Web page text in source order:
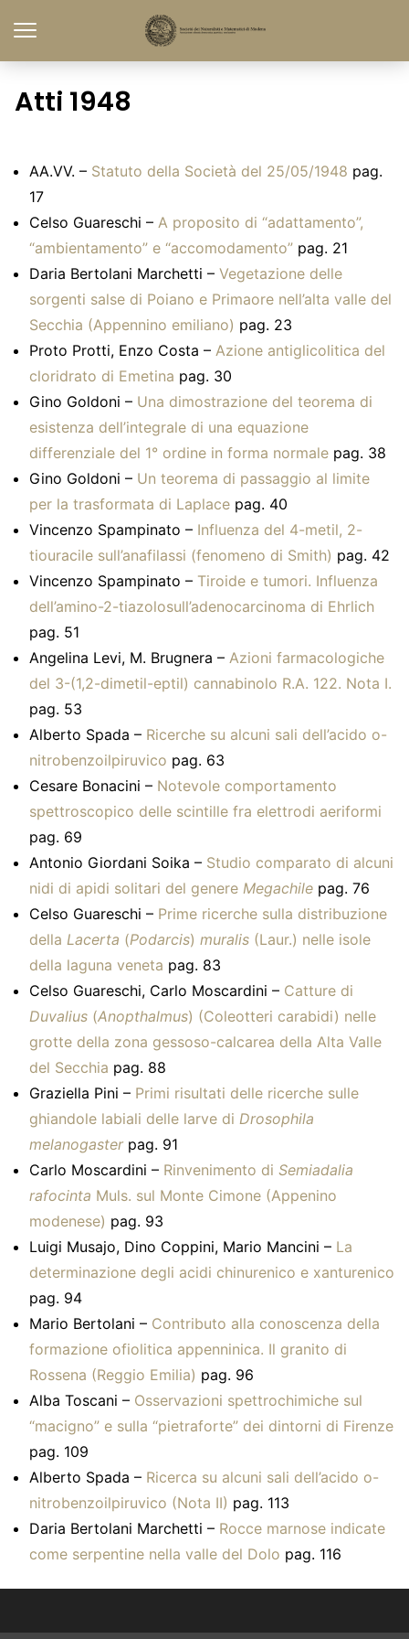
Atti 1948
AA.VV. – Statuto della Società del 25/05/1948 pag.
17
Celso Guareschi – A proposito di “adattamento”,
“ambientamento” e “accomodamento” pag. 21
Daria Bertolani Marchetti – Vegetazione delle
sorgenti salse di Poiano e Primaore nell’alta valle del
Secchia (Appennino emiliano) pag. 23
Proto Protti, Enzo Costa – Azione antiglicolitica del
cloridrato di Emetina pag. 30
Gino Goldoni – Una dimostrazione del teorema di
esistenza dell’integrale di una equazione
differenziale del 1° ordine in forma normale pag. 38
Gino Goldoni – Un teorema di passaggio al limite
per la trasformata di Laplace pag. 40
Vincenzo Spampinato – Influenza del 4-metil, 2-
tiouracile sull’anafilassi (fenomeno di Smith) pag. 42
Vincenzo Spampinato – Tiroide e tumori. Influenza
dell’amino-2-tiazolosull’adenocarcinoma di Ehrlich
pag. 51
Angelina Levi, M. Brugnera – Azioni farmacologiche
del 3-(1,2-dimetil-eptil) cannabinolo R.A. 122. Nota I.
pag. 53
Alberto Spada – Ricerche su alcuni sali dell’acido o-
nitrobenzoilpiruvico pag. 63
Cesare Bonacini – Notevole comportamento
spettroscopico delle scintille fra elettrodi aeriformi
pag. 69
Antonio Giordani Soika – Studio comparato di alcuni
nidi di apidi solitari del genere Megachile pag. 76
Celso Guareschi – Prime ricerche sulla distribuzione
della Lacerta (Podarcis) muralis (Laur.) nelle isole
della laguna veneta pag. 83
Celso Guareschi, Carlo Moscardini – Catture di
Duvalius (Anopthalmus) (Coleotteri carabidi) nelle
grotte della zona gessoso-calcarea della Alta Valle
del Secchia pag. 88
Graziella Pini – Primi risultati delle ricerche sulle
ghiandole labiali delle larve di Drosophila
melanogasterpag. 91
Carlo Moscardini – Rinvenimento di Semiadalia
rafocinta Muls. sul Monte Cimone (Appenino
modenese) pag. 93
Luigi Musajo, Dino Coppini, Mario Mancini – La
determinazione degli acidi chinurenico e xanturenico
pag. 94
Mario Bertolani – Contributo alla conoscenza della
formazione ofiolitica appenninica. Il granito di
Rossena (Reggio Emilia) pag. 96
Alba Toscani – Osservazioni spettrochimiche sul
“macigno” e sulla “pietraforte” dei dintorni di Firenze
pag. 109
Alberto Spada – Ricerca su alcuni sali dell’acido o-
nitrobenzoilpiruvico (Nota II) pag. 113
Daria Bertolani Marchetti – Rocce marnose indicate
come serpentine nella valle del Dolo pag. 116